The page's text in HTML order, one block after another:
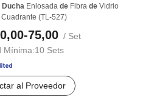
Ducha Enlosada de Fibra de Vidrio
(TL-527)
75,00 / Set
Mínima:10 Sets
al Proveedor